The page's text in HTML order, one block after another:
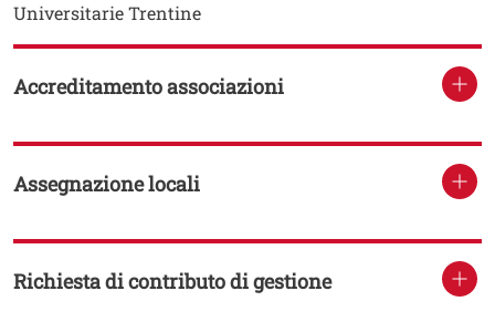
Universitarie Trentine
Accreditamento associazioni
Assegnazione locali
Richiesta di contributo di gestione